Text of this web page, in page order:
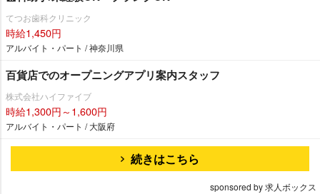
てつお歯科クリニック
時給1,450円
アルバイト・パート / 神奈川県
百貨店でのオープニングアプリ案内スタッフ
株式会社ハイファイブ
時給1,300円～1,600円
アルバイト・パート / 大阪府
続きはこちら
sponsored by 求人ボックス